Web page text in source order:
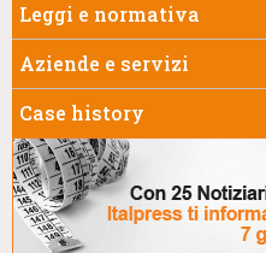
Leggi e normativa
Aziende e servizi
Case history